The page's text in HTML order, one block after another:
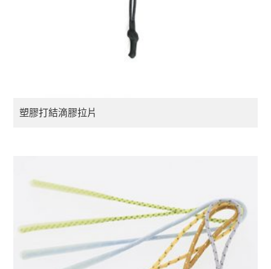
塑膠打結滴膠拉片